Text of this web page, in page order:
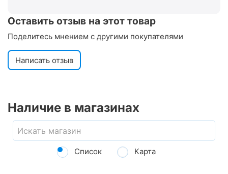
Оставить отзыв на этот товар
Поделитесь мнением с другими покупателями
Написать отзыв
Наличие в магазинах
Список Карта